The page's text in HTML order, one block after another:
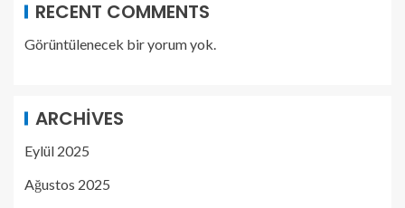
RECENT COMMENTS
Görüntülenecek bir yorum yok.
ARCHIVES
Eylül 2025
Ağustos 2025